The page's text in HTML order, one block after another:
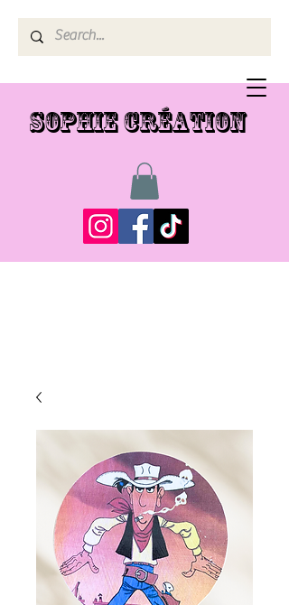
SOPHIE CRÉATION